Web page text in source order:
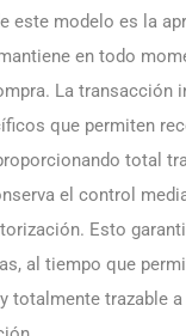
este modelo es la
en todo
La transacción
que permiten
total
el control
Esto
al tiempo que
totalmente trazable